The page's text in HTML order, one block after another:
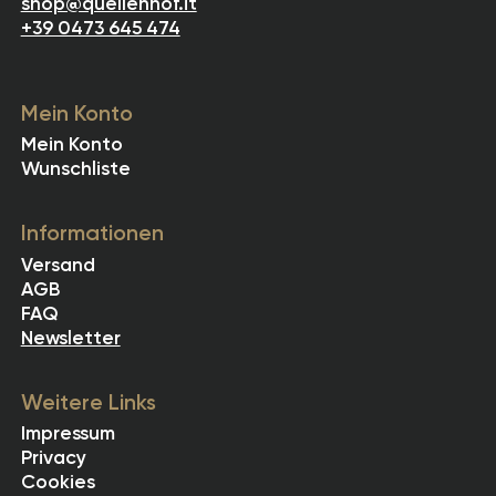
+39 0473 645 474
Mein Konto
Mein Konto
Wunschliste
Informationen
Versand
AGB
FAQ
Newsletter
Weitere Links
Impressum
Privacy
Cookies